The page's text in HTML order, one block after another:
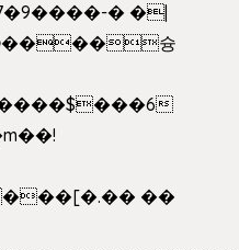
� �|
슝
���[�.�� ��